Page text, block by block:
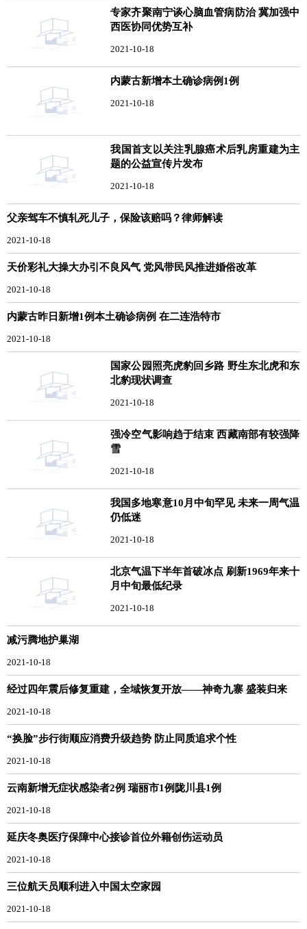
专家齐聚南宁谈心脑血管病防治 冀加强中
西医协同优势互补
2021-10-18
内蒙古新增本土确诊病例1例
2021-10-18
我国首支以关注乳腺癌术后乳房重建为主
题的公益宣传片发布
2021-10-18
父亲驾车不慎轧死儿子，保险该赔吗？律师解读
2021-10-18
天价彩礼大操大办引不良风气 党风带民风推进婚俗改革
2021-10-18
内蒙古昨日新增1例本土确诊病例 在二连浩特市
2021-10-18
国家公园照亮虎豹回乡路 野生东北虎和东
北豹现状调查
2021-10-18
强冷空气影响趋于结束 西藏南部有较强降
雪
2021-10-18
我国多地寒意10月中旬罕见 未来一周气温
仍低迷
2021-10-18
北京气温下半年首破冰点 刷新1969年来十
月中旬最低纪录
2021-10-18
减污腾地护巢湖
2021-10-18
经过四年震后修复重建，全域恢复开放——神奇九寨 盛装归来
2021-10-18
“换脸”步行街顺应消费升级趋势 防止同质追求个性
2021-10-18
云南新增无症状感染者2例 瑞丽市1例陇川县1例
2021-10-18
延庆冬奥医疗保障中心接诊首位外籍创伤运动员
2021-10-18
三位航天员顺利进入中国太空家园
2021-10-18